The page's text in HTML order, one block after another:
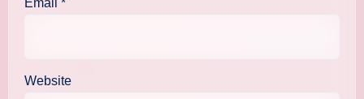
Email *
Website